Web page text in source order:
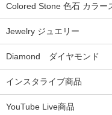
Colored Stone 色石 カラー
Jewelry ジュエリー
Diamond ダイヤモンド
インスタライブ商品
YouTube Live商品